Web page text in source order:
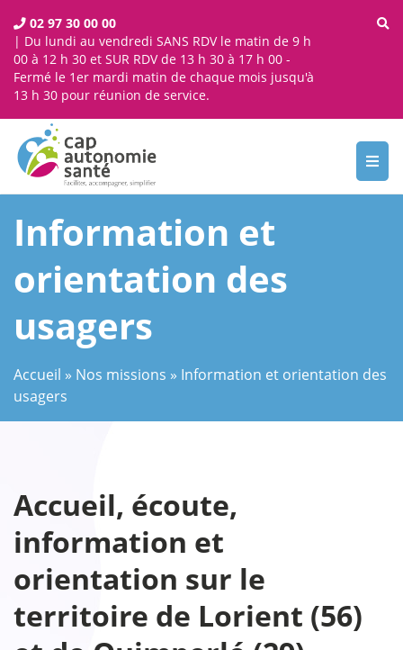
02 97 30 00 00
| Du lundi au vendredi SANS RDV le matin de 9 h
00 à 12 h 30 et SUR RDV de 13 h 30 à 17 h 00 -
Fermé le 1er mardi matin de chaque mois jusqu'à
13 h 30 pour réunion de service.
Information et
orientation des
usagers
Accueil » Nos missions » Information et orientation des
usagers
Accueil, écoute,
information et
orientation sur le
territoire de Lorient (56)